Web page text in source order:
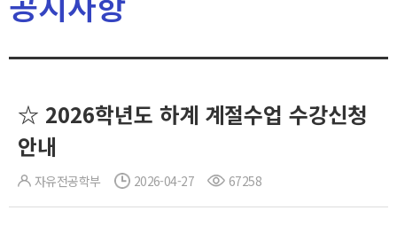
☆ 2026학년도 하계 계절수업 수강신청
안내
자유전공학부 2026-04-27 67258